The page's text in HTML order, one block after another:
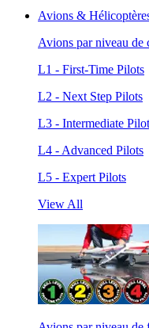
Avions &
Avions par niveau de
L1 - First-Time Pilots
L2 - Next Step Pilots
L3 - Intermediate
L4 - Advanced Pilots
L5 - Expert Pilots
View All